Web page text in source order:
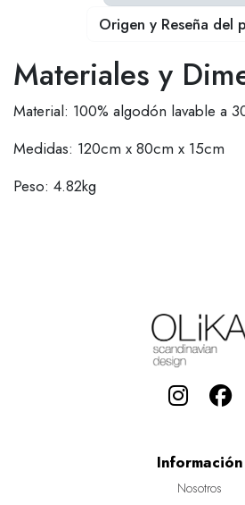
Materiales y
Material: 100% algodón lavable a
Medidas: 120cm x 80cm x 15cm
Peso: 4.82kg
Origen y Reseña del
Información
Nosotros